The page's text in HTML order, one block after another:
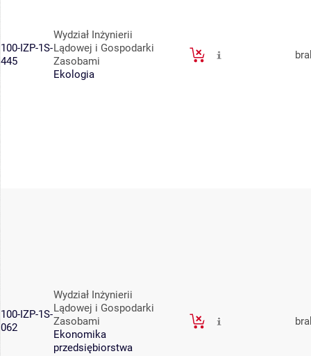
100-IZP-1S-
445
Wydział Inżynierii
Lądowej i Gospodarki
Zasobami
Ekologia
100-IZP-1S-
062
Wydział Inżynierii
Lądowej i Gospodarki
Zasobami
Ekonomika
przedsiębiorstwa